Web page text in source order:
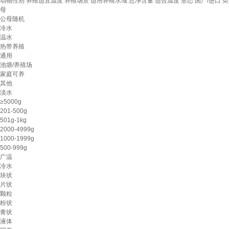
母
公母随机
冷水
温水
热带养殖
通用
池塘/养殖场
家庭可养
其他
淡水
≥5000g
201-500g
501g-1kg
2000-4999g
1000-1999g
500-999g
广温
冷水
块状
片状
颗粒
粉状
膏状
液体